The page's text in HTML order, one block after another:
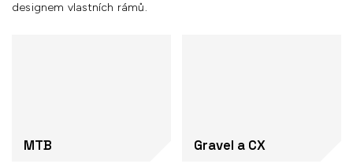
designem vlastních rámů.
MTB Gravel a CX